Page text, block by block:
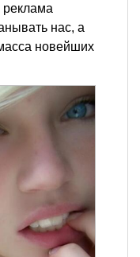
нас, а
новейших